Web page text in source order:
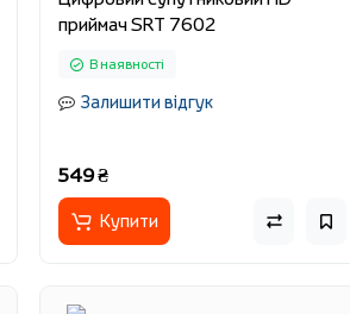
приймач SRT 7602
В наявності
Залишити відгук
549 ₴
Купити